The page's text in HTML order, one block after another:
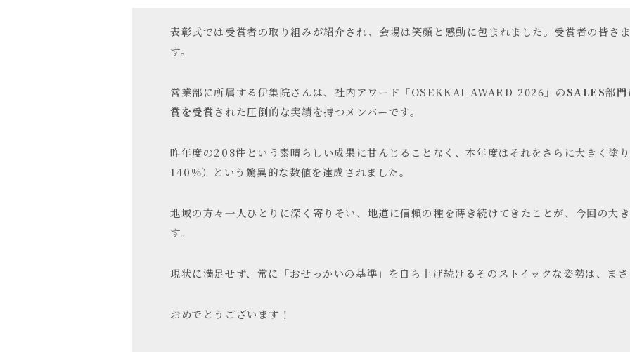
表彰式では受賞者の取り組みが紹介され、会場は笑顔と感動に包まれました。受賞者の皆さ
す。
営業部に所属する伊集院さんは、社内アワード「OSEKKAI AWARD 2026」のSALES部門
賞を受賞された圧倒的な実績を持つメンバーです。
昨年度の208件という素晴らしい成果に甘んじることなく、本年度はそれをさらに大きく塗
140%）という驚異的な数値を達成されました。
地域の方々一人ひとりに深く寄りそい、地道に信頼の種を蒔き続けてきたことが、今回の大
す。
現状に満足せず、常に「おせっかいの基準」を自ら上げ続けるそのストイックな姿勢は、まさ
おめでとうございます！